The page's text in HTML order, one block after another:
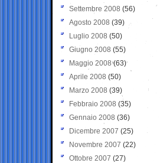
Settembre 2008 (56)
Agosto 2008 (39)
Luglio 2008 (50)
Giugno 2008 (55)
Maggio 2008(63)
Aprile 2008 (50)
Marzo 2008 (39)
Febbraio 2008 (35)
Gennaio 2008 (36)
Dicembre 2007 (25)
Novembre 2007 (22)
Ottobre 2007 (27)